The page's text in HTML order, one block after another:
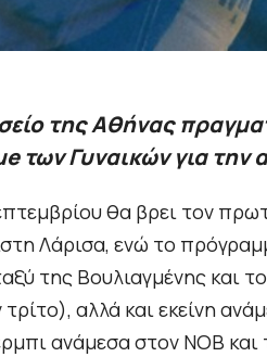
της Αθήνας
των Γυναικών για την
θα βρει τον
Λάρισα, ενώ το
της Βουλιαγμένης και
αλλά και εκείνη
ανάμεσα στον ΝΟΒ και